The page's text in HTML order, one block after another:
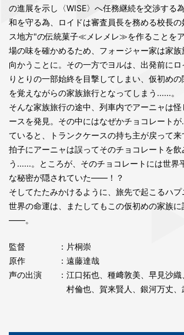
の進展を示し〈WISE〉へ任務継続を交渉する
和を守る為、ロイドは審査員長を務める校長
ス地方"の伝統菓子≪メレメレ≫を作ることを
場の味を確かめるため、フォージャー家は家
向かうことに。その一方でヨルは、出発前に
りとりの一部始終を目撃してしまい、仮初め
を覚えながらの家族旅行となってしまう......。
そんな家族旅行の途中、列車内でアーニャは
ースを発見。その中にはなぜかチョコレート
ていると、トランクケースの持ち主が戻って
拍子にアーニャは誤ってそのチョコレートを飲
う......。ところが、そのチョコレートには世界
な秘密が隠されていた――！？
そしてたたみかけるように、旅先で起こるハプ
世界の命運は、またしてもこの仮初めの家族
――。
監督
：片桐崇
原作
：遠藤達哉
声の出演
：江口拓也、種﨑敦美、早見沙
村倫也、賀来賢人、銀河万丈、